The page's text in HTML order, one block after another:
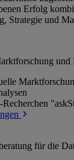
Erfolg
Strategie und
und
für die